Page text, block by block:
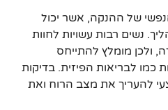
של ההנקה, אשר יכול
נשים רבות עשויות לחוות
ולכן מומלץ להתייחס
כמו לבריאות הפיזית. בדיקות
להעריך את מצב הרוח ואת